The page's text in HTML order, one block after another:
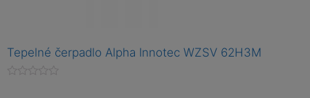
Tepelné čerpadlo Alpha Innotec WZSV 62H3M